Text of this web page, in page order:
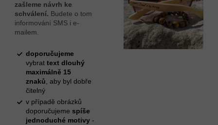
zašleme návrh ke
schválení. Budete o tom
informování SMS i e-
mailem.
doporučujeme
vybrat text dlouhý
maximálně 15
znaků, aby byl dobře
čitelný
v případě obrázků
doporučujeme spíše
jednoduché motivy -